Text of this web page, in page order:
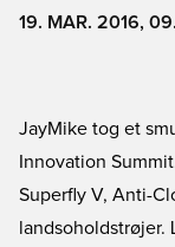
19. MAR. 2016,
JayMike tog et
Innovation
Superfly V, Anti-
landsoholdstrøjer.